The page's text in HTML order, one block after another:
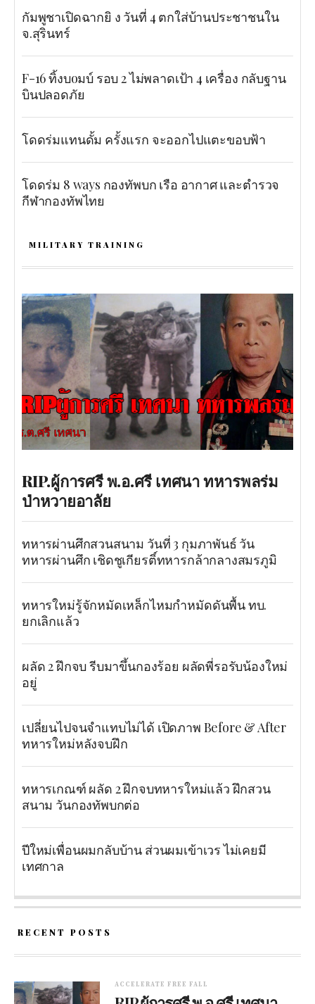
กัมพูชาเปิดฉากยิ ง วันที่ 4 ตกใส่บ้านประชาชนใน
จ.สุรินทร์
F-16 ทิ้งบoมบ์ รอบ 2 ไม่พลาดเป้า 4 เครื่อง กลับฐาน
บินปลอดภัย
โดดร่มแทนดั้ม ครั้งแรก จะออกไปแตะขอบฟ้า
โดดร่ม 8 ways กองทัพบก เรือ อากาศ และตำรวจ
กีฬากองทัพไทย
MILITARY TRAINING
RIP.ผู้การศรี พ.อ.ศรี เทศนา ทหารพลร่ม
ป่าหวายอาลัย
ทหารผ่านศึกสวนสนาม วันที่ 3 กุมภาพันธ์ วัน
ทหารผ่านศึก เชิดชูเกียรติ์ทหารกล้ากลางสมรภูมิ
ทหารใหม่รู้จักหมัดเหล็กไหมกำหมัดดันพื้น ทบ.
ยกเลิกแล้ว
ผลัด 2 ฝึกจบ รีบมาขึ้นกองร้อย ผลัดพี่รอรับน้องใหม่
อยู่
เปลี่ยนไปจนจำแทบไม่ได้ เปิดภาพ Before & After
ทหารใหม่หลังจบฝึก
ทหารเกณฑ์ ผลัด 2 ฝึกจบทหารใหม่แล้ว ฝึกสวน
สนาม วันกองทัพบกต่อ
ปีใหม่เพื่อนผมกลับบ้าน ส่วนผมเข้าเวร ไม่เคยมี
เทศกาล
RECENT POSTS
ACCELERATE FREE FALL